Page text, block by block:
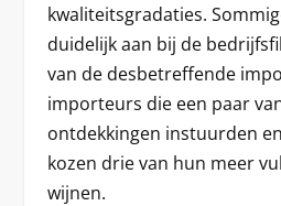
kwaliteitsgradaties.
duidelijk aan bij de
van de desbetreffende
importeurs die een paar
ontdekkingen instuurden
kozen drie van hun meer
wijnen.